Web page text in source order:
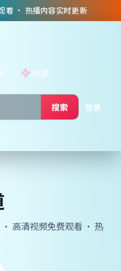
看 · 热播内容实时更新
动漫
搜索 登录
· 高清视频免费观看 · 热